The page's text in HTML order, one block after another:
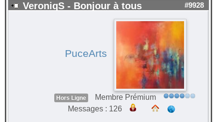
VeroniqS - Bonjour à tous #9928
PuceArts
Hors Ligne
Membre Prémium
Messages : 126